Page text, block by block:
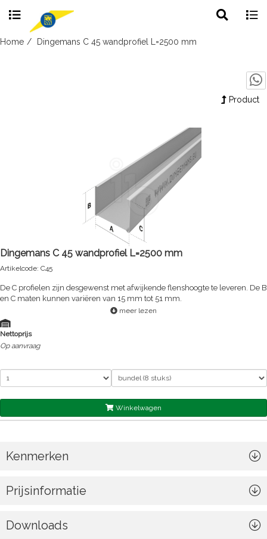
Skip
Home Dingemans C 45 wandprofiel L=2500 mm
Product
Dingemans C 45 wandprofiel L=2500 mm
Artikelcode: C45
De C profielen zijn desgewenst met afwijkende flenshoogte te leveren. De B
en C maten kunnen variëren van 15 mm tot 51 mm.
meer lezen
Nettoprijs
Op aanvraag
Winkelwagen
Kenmerken
Prijsinformatie
Downloads